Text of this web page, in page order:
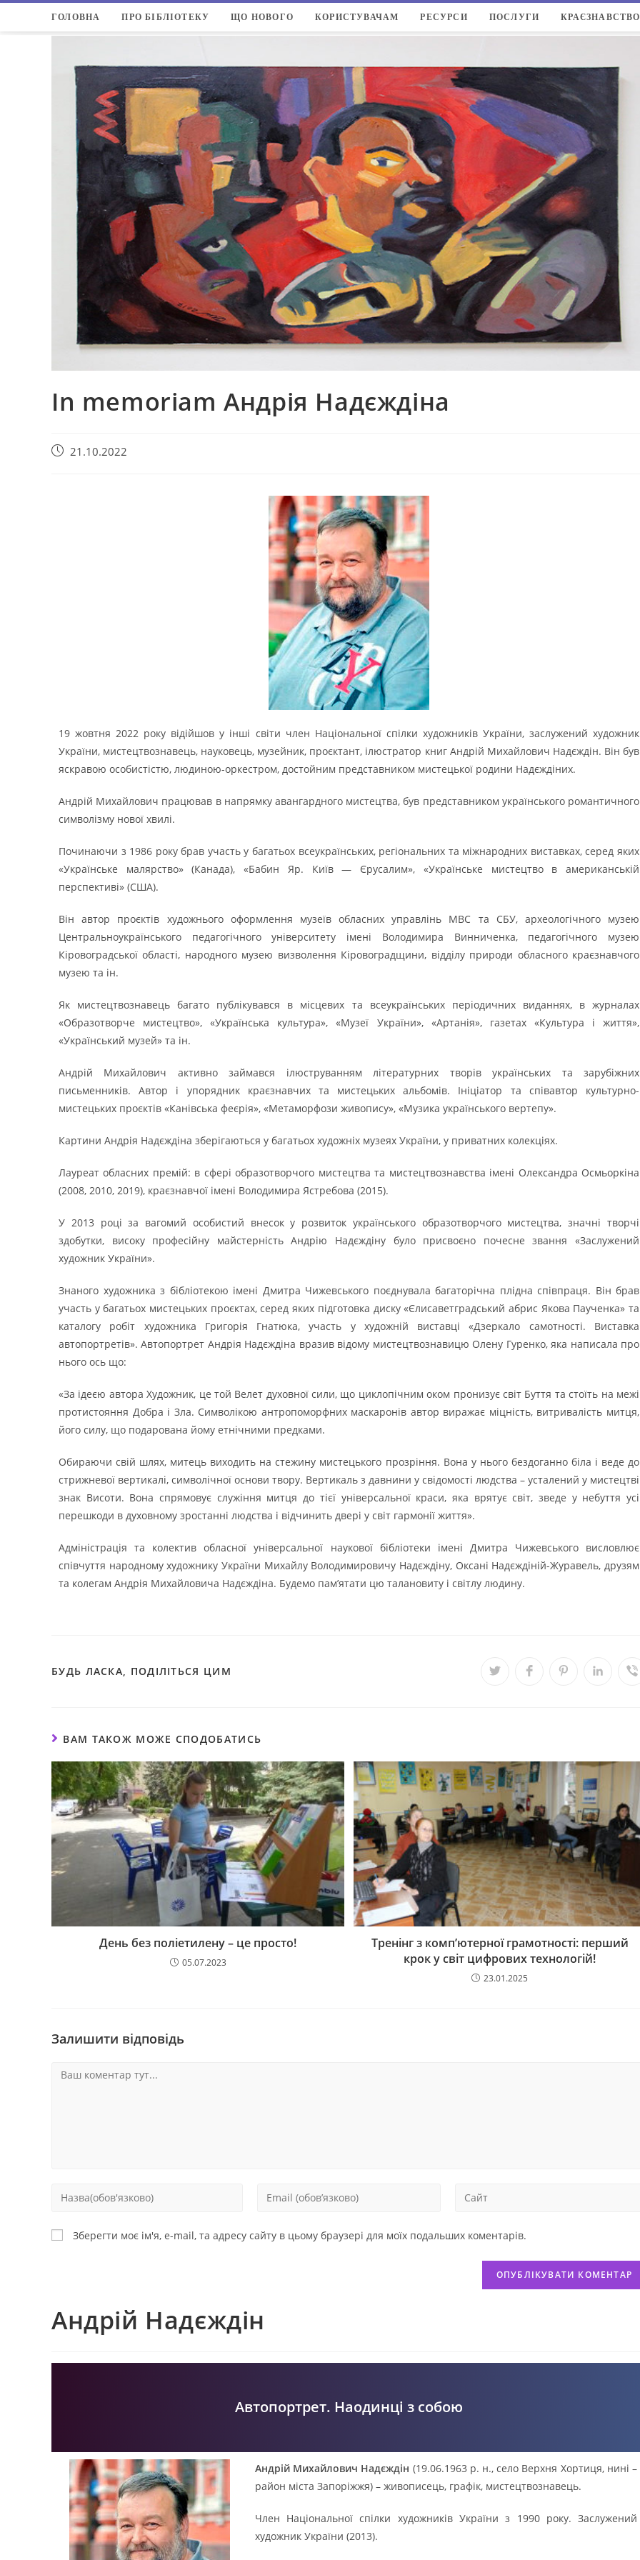
ГОЛОВНА ПРО БІБЛІОТЕКУ ЩО НОВОГО КОРИСТУВАЧАМ РЕСУРСИ ПОСЛУГИ КРАЄЗНАВСТВО
In memoriam Андрія Надєждіна
21.10.2022
19 жовтня 2022 року відійшов у інші світи член Національної спілки художників України, заслужений художник
України, мистецтвознавець, науковець, музейник, проєктант, ілюстратор книг Андрій Михайлович Надєждін. Він був
яскравою особистістю, людиною-оркестром, достойним представником мистецької родини Надєждіних.
Андрій Михайлович працював в напрямку авангардного мистецтва, був представником українського романтичного
символізму нової хвилі.
Починаючи з 1986 року брав участь у багатьох всеукраїнських, регіональних та міжнародних виставках, серед яких
«Українське малярство» (Канада), «Бабин Яр. Київ — Єрусалим», «Українське мистецтво в американській
перспективі» (США).
Він автор проєктів художнього оформлення музеїв обласних управлінь МВС та СБУ, археологічного музею
Центральноукраїнського педагогічного університету імені Володимира Винниченка, педагогічного музею
Кіровоградської області, народного музею визволення Кіровоградщини, відділу природи обласного краєзнавчого
музею та ін.
Як мистецтвознавець багато публікувався в місцевих та всеукраїнських періодичних виданнях, в журналах
«Образотворче мистецтво», «Українська культура», «Музеї України», «Артанія», газетах «Культура і життя»,
«Український музей» та ін.
Андрій Михайлович активно займався ілюструванням літературних творів українських та зарубіжних
письменників. Автор і упорядник краєзнавчих та мистецьких альбомів. Ініціатор та співавтор культурно-
мистецьких проєктів «Канівська феєрія», «Метаморфози живопису», «Музика українського вертепу».
Картини Андрія Надєждіна зберігаються у багатьох художніх музеях України, у приватних колекціях.
Лауреат обласних премій: в сфері образотворчого мистецтва та мистецтвознавства імені Олександра Осмьоркіна
(2008, 2010, 2019), краєзнавчої імені Володимира Ястребова (2015).
У 2013 році за вагомий особистий внесок у розвиток українського образотворчого мистецтва, значні творчі
здобутки, високу професійну майстерність Андрію Надєждіну було присвоєно почесне звання «Заслужений
художник України».
Знаного художника з бібліотекою імені Дмитра Чижевського поєднувала багаторічна плідна співпраця. Він брав
участь у багатьох мистецьких проєктах, серед яких підготовка диску «Єлисаветградський абрис Якова Паученка» та
каталогу робіт художника Григорія Гнатюка, участь у художній виставці «Дзеркало самотності. Виставка
автопортретів». Автопортрет Андрія Надєждіна вразив відому мистецтвознавицю Олену Гуренко, яка написала про
нього ось що:
«За ідеєю автора Художник, це той Велет духовної сили, що циклопічним оком пронизує світ Буття та стоїть на межі
протистояння Добра і Зла. Символікою антропоморфних маскаронів автор виражає міцність, витривалість митця,
його силу, що подарована йому етнічними предками.
Обираючи свій шлях, митець виходить на стежину мистецького прозріння. Вона у нього бездоганно біла і веде до
стрижневої вертикалі, символічної основи твору. Вертикаль з давнини у свідомості людства – усталений у мистецтві
знак Висоти. Вона спрямовує служіння митця до тієї універсальної краси, яка врятує світ, зведе у небуття усі
перешкоди в духовному зростанні людства і відчинить двері у світ гармонії життя».
Адміністрація та колектив обласної універсальної наукової бібліотеки імені Дмитра Чижевського висловлює
співчуття народному художнику України Михайлу Володимировичу Надєждіну, Оксані Надєждіній-Журавель, друзям
та колегам Андрія Михайловича Надєждіна. Будемо пам’ятати цю талановиту і світлу людину.
БУДЬ ЛАСКА, ПОДІЛІТЬСЯ ЦИМ
ВАМ ТАКОЖ МОЖЕ СПОДОБАТИСЬ
День без поліетилену – це просто!
05.07.2023
Тренінг з комп’ютерної грамотності: перший
крок у світ цифрових технологій!
23.01.2025
Залишити відповідь
Зберегти моє ім'я, e-mail, та адресу сайту в цьому браузері для моїх подальших коментарів.
Андрій Надєждін
Автопортрет. Наодинці з собою
Андрій Михайлович Надєждін (19.06.1963 р. н., село Верхня Хортиця, нині –
район міста Запоріжжя) – живописець, графік, мистецтвознавець.
Член Національної спілки художників України з 1990 року. Заслужений
художник України (2013).